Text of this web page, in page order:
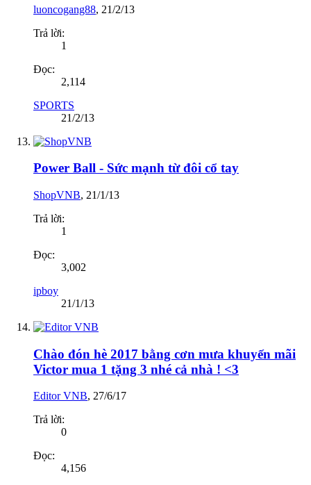
luoncogang88, 21/2/13
Trả lời:
1
Đọc:
2,114
SPORTS
21/2/13
Power Ball - Sức mạnh từ đôi cổ tay
ShopVNB, 21/1/13
Trả lời:
1
Đọc:
3,002
ipboy
21/1/13
Chào đón hè 2017 bằng cơn mưa khuyến mãi
Victor mua 1 tặng 3 nhé cả nhà ! <3
Editor VNB, 27/6/17
Trả lời:
0
Đọc:
4,156